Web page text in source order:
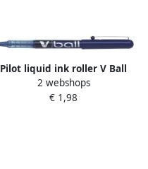
Pilot liquid ink roller V Ball
V5 blauw
2 webshops
€ 1,98